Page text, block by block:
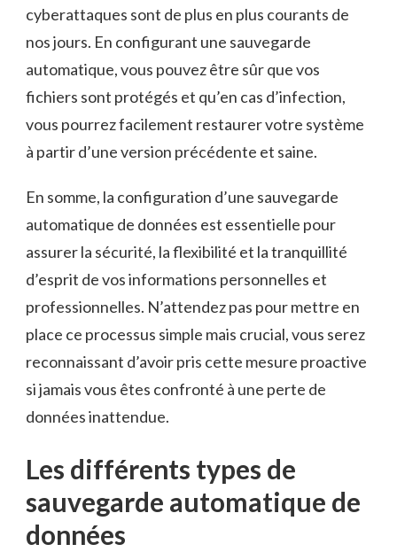
cyberattaques sont de plus en ⁢plus courants de
nos jours. ⁢En configurant une sauvegarde
automatique, vous pouvez être sûr ​que vos
fichiers sont ⁣protégés et qu’en⁤ cas⁢ d’infection,
vous pourrez facilement restaurer votre système‍
à partir⁤ d’une ‍version précédente et saine.
En somme, la configuration d’une sauvegarde
automatique de données est essentielle pour ​
assurer la‍ sécurité, la flexibilité⁢ et la tranquillité
d’esprit de ​vos informations personnelles et ​
professionnelles. N’attendez pas pour mettre en
place ce processus simple mais crucial, ⁤vous‍ serez
reconnaissant d’avoir pris cette ‌mesure proactive
‍si jamais ⁤vous êtes confronté à une perte de
données inattendue.
Les ⁣différents types de
sauvegarde⁣ automatique de
données